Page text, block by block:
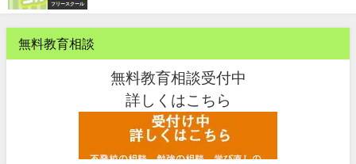
フリースクール
無料教育相談
無料教育相談受付中
詳しくはこちら